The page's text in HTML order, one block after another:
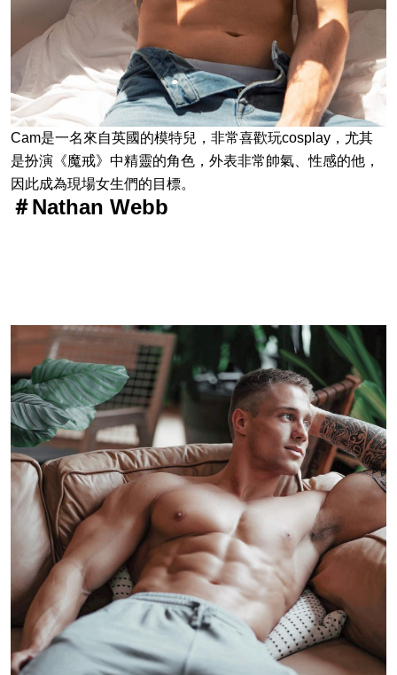
Cam是一名來自英國的模特兒，非常喜歡玩cosplay，尤其
是扮演《魔戒》中精靈的角色，外表非常帥氣、性感的他，
因此成為現場女生們的目標。
＃Nathan Webb